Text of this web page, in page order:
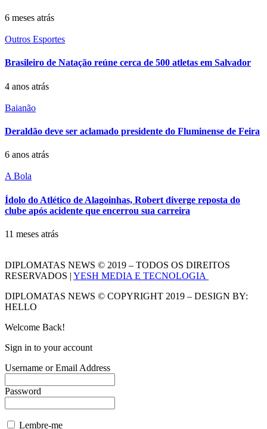
6 meses atrás
Outros Esportes
Brasileiro de Natação reúne cerca de 500 atletas em Salvador
4 anos atrás
Baianão
Deraldão deve ser aclamado presidente do Fluminense de Feira
6 anos atrás
A Bola
Ídolo do Atlético de Alagoinhas, Robert diverge reposta do
clube após acidente que encerrou sua carreira
11 meses atrás
DIPLOMATAS NEWS © 2019 – TODOS OS DIREITOS
RESERVADOS | YESH MEDIA E TECNOLOGIA
DIPLOMATAS NEWS © COPYRIGHT 2019 – DESIGN BY:
HELLO
Welcome Back!
Sign in to your account
Username or Email Address
Password
Lembre-me